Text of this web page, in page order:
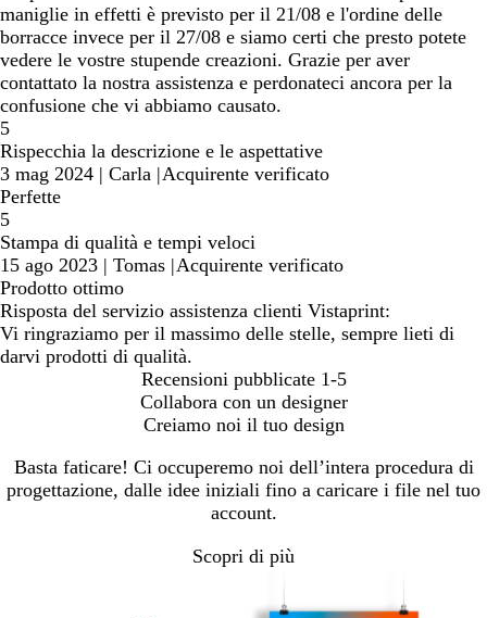
maniglie in effetti è previsto per il 21/08 e l'ordine delle
borracce invece per il 27/08 e siamo certi che presto potete
vedere le vostre stupende creazioni. Grazie per aver
contattato la nostra assistenza e perdonateci ancora per la
confusione che vi abbiamo causato.
5
Rispecchia la descrizione e le aspettative
3 mag 2024 | Carla |Acquirente verificato
Perfette
5
Stampa di qualità e tempi veloci
15 ago 2023 | Tomas |Acquirente verificato
Prodotto ottimo
Risposta del servizio assistenza clienti Vistaprint:
Vi ringraziamo per il massimo delle stelle, sempre lieti di
darvi prodotti di qualità.
Recensioni pubblicate 1-5
Collabora con un designer
Creiamo noi il tuo design
Basta faticare! Ci occuperemo noi dell’intera procedura di
progettazione, dalle idee iniziali fino a caricare i file nel tuo
account.
Scopri di più